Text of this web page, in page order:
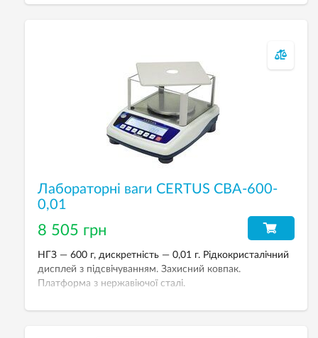
Лабораторні ваги CERTUS СВА-600-
0,01
8 505 грн
НГЗ — 600 г, дискретність — 0,01 г. Рідкокристалічний
дисплей з підсвічуванням. Захисний ковпак.
Платформа з нержавіючої сталі.